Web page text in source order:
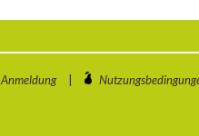
Anmeldung